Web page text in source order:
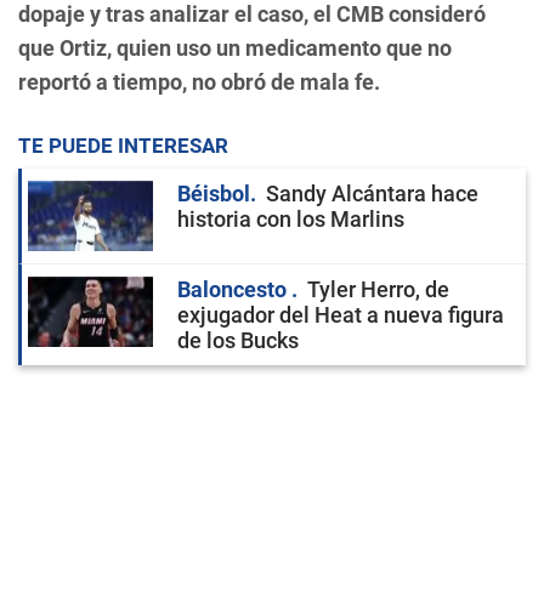
dopaje y tras analizar el caso, el CMB consideró
que Ortiz, quien uso un medicamento que no
reportó a tiempo, no obró de mala fe.
TE PUEDE INTERESAR
Béisbol
Sandy Alcántara hace
historia con los Marlins
Baloncesto
Tyler Herro, de
exjugador del Heat a nueva figura
de los Bucks